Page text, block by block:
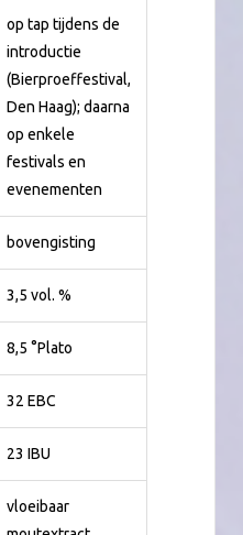
op tap tijdens de
introductie
(Bierproeffestival,
Den Haag); daarna
op enkele
festivals en
evenementen
bovengisting
3,5 vol. %
8,5 °Plato
32 EBC
23 IBU
vloeibaar